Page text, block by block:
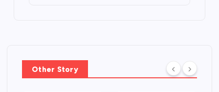
Other Story